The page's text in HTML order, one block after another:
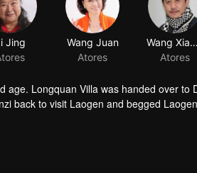
Jing
Wang Juan
Atores
Wang Xiaobao
Atores
Longquan Villa was handed over to
back to visit Laogen and begged
But he suddenly found that the